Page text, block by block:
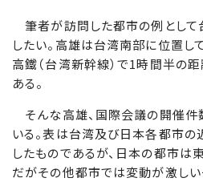
筆者が訪問した都市の例として
したい。高雄は台湾南部に位置し
高鐵（台湾新幹線）で1時間半の
ある。
そんな高雄、国際会議の開催件
いる。表は台湾及び日本各都市
したものであるが、日本の都市は
だがその他都市では変動が激し